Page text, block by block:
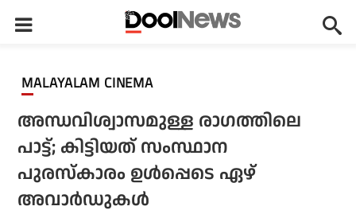
MALAYALAM CINEMA
അന്ധവിശ്വാസമുള്ള രാഗത്തിലെ
പാട്ട്; കിട്ടിയത് സംസ്ഥാന
പുരസ്‌കാരം ഉള്‍പ്പെടെ ഏഴ്
അവാര്‍ഡുകള്‍